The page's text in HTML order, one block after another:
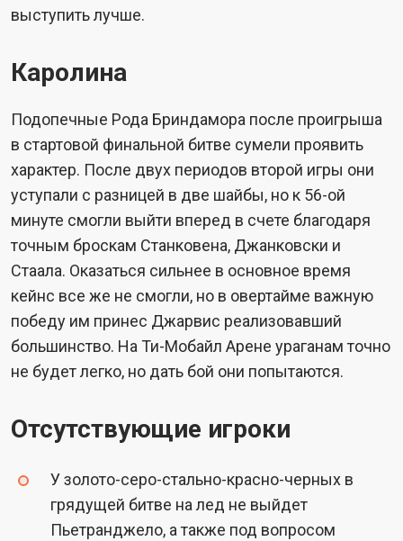
выступить лучше.
Каролина
Подопечные Рода Бриндамора после проигрыша
в стартовой финальной битве сумели проявить
характер. После двух периодов второй игры они
уступали с разницей в две шайбы, но к 56-ой
минуте смогли выйти вперед в счете благодаря
точным броскам Станковена, Джанковски и
Стаала. Оказаться сильнее в основное время
кейнс все же не смогли, но в овертайме важную
победу им принес Джарвис реализовавший
большинство. На Ти-Мобайл Арене ураганам точно
не будет легко, но дать бой они попытаются.
Отсутствующие игроки
У золото-серо-стально-красно-черных в
грядущей битве на лед не выйдет
Пьетранджело, а также под вопросом